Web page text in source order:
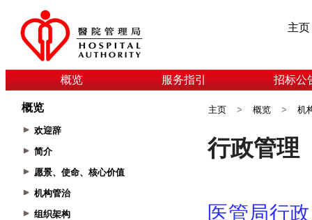
主页
概览 服务指引 招标公
概览
欢迎辞
简介
愿景、使命、核心价值
机构管治
组织架构
主页 > 概览 > 机